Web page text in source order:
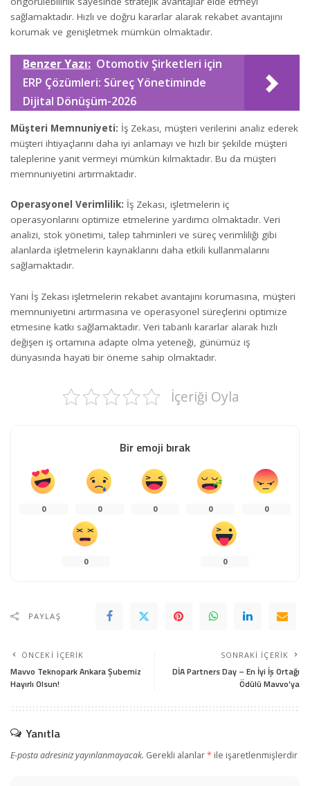
sağlamaktadır. Hızlı ve doğru kararlar alarak rekabet avantajını
korumak ve genişletmek mümkün olmaktadır.
Benzer Yazı: Otomotiv Şirketleri için
ERP Çözümleri: Süreç Yönetiminde
Dijital Dönüşüm-2026
Müşteri Memnuniyeti: İş Zekası, müşteri verilerini analiz ederek
müşteri ihtiyaçlarını daha iyi anlamayı ve hızlı bir şekilde müşteri
taleplerine yanıt vermeyi mümkün kılmaktadır. Bu da müşteri
memnuniyetini artırmaktadır.
Operasyonel Verimlilik: İş Zekası, işletmelerin iç
operasyonlarını optimize etmelerine yardımcı olmaktadır. Veri
analizi, stok yönetimi, talep tahminleri ve süreç verimliliği gibi
alanlarda işletmelerin kaynaklarını daha etkili kullanmalarını
sağlamaktadır.
Yani İş Zekası işletmelerin rekabet avantajını korumasına, müşteri
memnuniyetini artırmasına ve operasyonel süreçlerini optimize
etmesine katkı sağlamaktadır. Veri tabanlı kararlar alarak hızlı
değişen iş ortamına adapte olma yeteneği, günümüz iş
dünyasında hayati bir öneme sahip olmaktadır.
İçeriği Oyla
Bir emoji bırak
0 0 0 0 0
0 0
PAYLAŞ
ÖNCEKI İÇERIK
Mavvo Teknopark Ankara Şubemiz
Hayırlı Olsun!
SONRAKI İÇERIK
DİA Partners Day – En İyi İş Ortağı
Ödülü Mavvo’ya
Yanıtla
E-posta adresiniz yayınlanmayacak. Gerekli alanlar* ile işaretlenmişlerdir